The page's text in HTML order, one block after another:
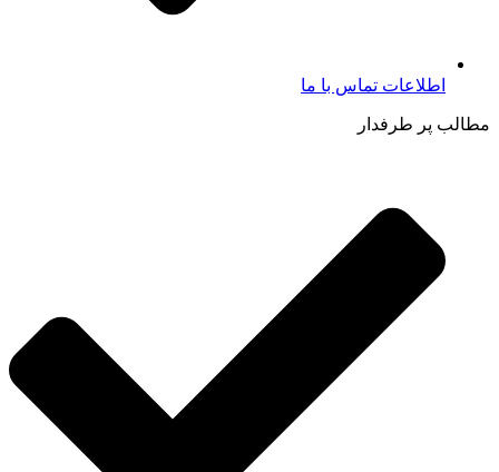
اطلاعات تماس با ما​
مطالب پر طرفدار